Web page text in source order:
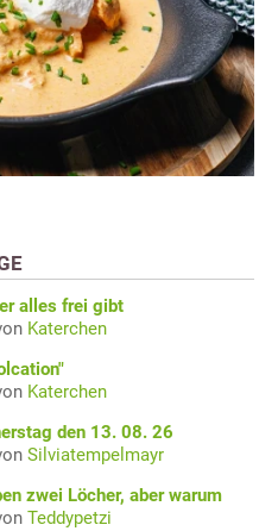
alles frei gibt
Katerchen
Katerchen
den 13. 08. 26
Silviatempelmayr
zwei Löcher, aber warum
Teddypetzi